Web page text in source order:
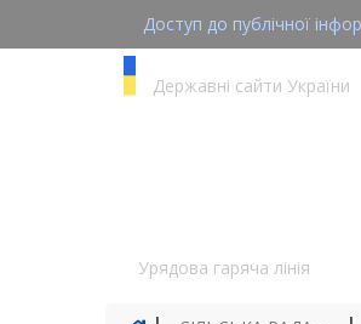
Доступ до публічної
Державні сайти України
Урядова гаряча лінія